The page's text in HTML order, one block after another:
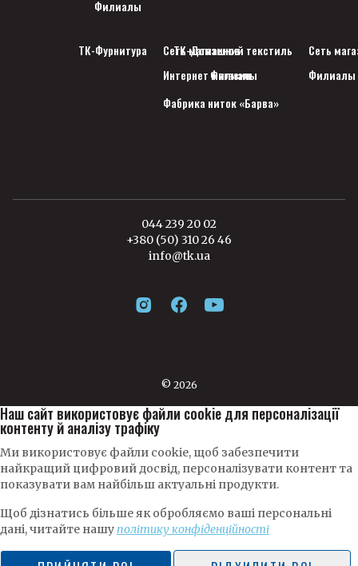
Филиалы
ТК-Фурнитура
Сеть магазинов
Интернет магазин
Филиалы
Фабрика ниток «Барва»
ТК-Домашний текстиль
Сеть
Филиалы
044 239 20 02
+380 (50) 310 26 46
info@tk.ua
© 2026
Наш сайт використовує файли cookie для персоналізації
контенту й аналізу трафіку
Ми використовує файли cookie, щоб забезпечити
найкращий цифровий досвід, персоналізувати контент та
показувати вам найбільш актуальні продукти.
Щоб дізнатись більше як обробляємо ваші персональні
дані, читайте нашуполітику конфіденційності